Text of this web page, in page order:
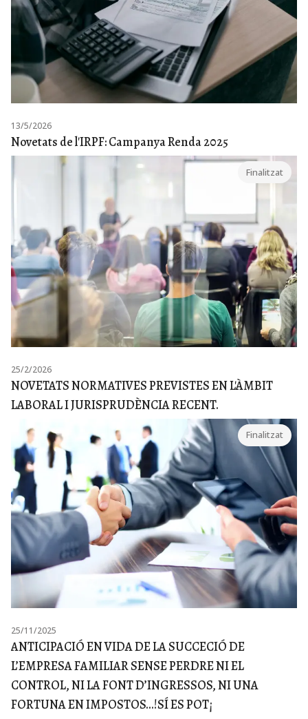
13/5/2026
Novetats de l'IRPF: Campanya Renda 2025
Finalitzat
25/2/2026
NOVETATS NORMATIVES PREVISTES EN L'ÀMBIT
LABORAL I JURISPRUDÈNCIA RECENT.
Finalitzat
25/11/2025
ANTICIPACIÓ EN VIDA DE LA SUCCECIÓ DE
L’EMPRESA FAMILIAR SENSE PERDRE NI EL
CONTROL, NI LA FONT D’INGRESSOS, NI UNA
FORTUNA EN IMPOSTOS...!SÍ ES POT¡